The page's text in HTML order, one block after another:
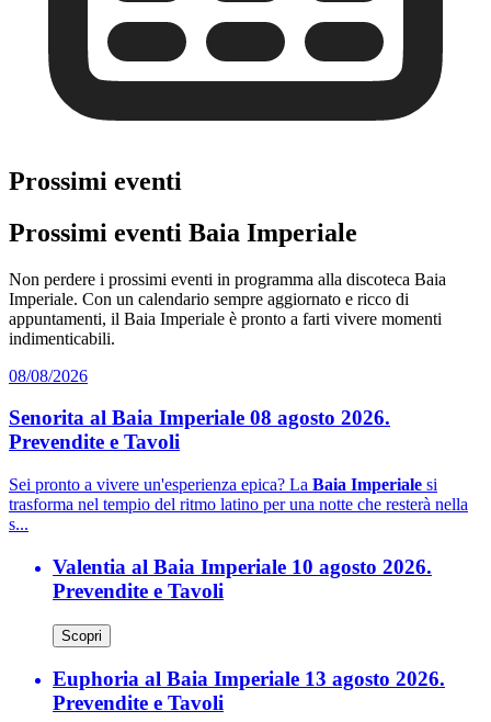
Prossimi eventi
Prossimi eventi Baia Imperiale
Non perdere i prossimi eventi in programma alla discoteca Baia
Imperiale. Con un calendario sempre aggiornato e ricco di
appuntamenti, il Baia Imperiale è pronto a farti vivere momenti
indimenticabili.
08/08/2026
Senorita al Baia Imperiale 08 agosto 2026.
Prevendite e Tavoli
Sei pronto a vivere un'esperienza epica? La Baia Imperiale si
trasforma nel tempio del ritmo latino per una notte che resterà nella
s...
Valentia al Baia Imperiale 10 agosto 2026.
Prevendite e Tavoli
Scopri
Euphoria al Baia Imperiale 13 agosto 2026.
Prevendite e Tavoli